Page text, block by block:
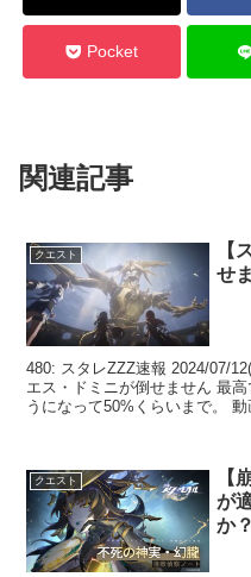
Pocket
関連記事
クエスト
【
せ
480: スタレZZZ速報 2024/07/
エス・ドミニが倒せません 最
うになって50%くらいまで。
クエスト
【
が
か？